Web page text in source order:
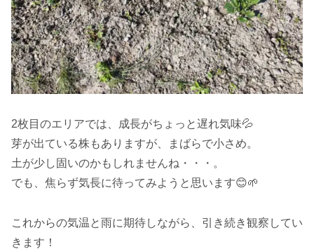
2枚目のエリアでは、成長がちょっと遅れ気味💦
芽が出ている株もありますが、まばらで小さめ。
土が少し固いのかもしれませんね・・・。
でも、焦らず気長に待ってみようと思います😊🌱
これからの気温と雨に期待しながら、引き続き観察してい
きます！